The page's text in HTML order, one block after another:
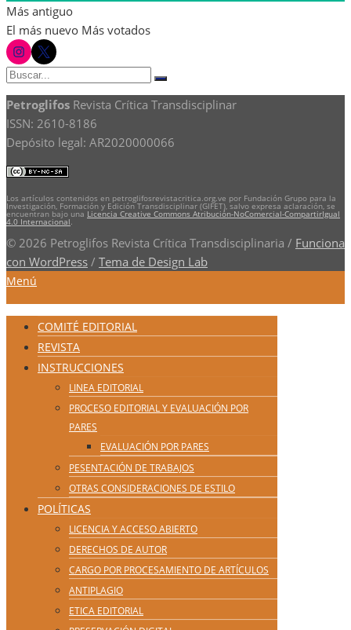
Más antiguo
El más nuevo Más votados
instagram
twitter
Buscar:
Buscar
Petroglifos Revista Crítica Transdisciplinar
ISSN: 2610-8186
Depósito legal: AR2020000066
Los artículos contenidos en petroglifosrevistacritica.org.ve por Fundación Grupo para la
Investigación, Formación y Edición Transdisciplinar (GIFET), salvo expresa aclaración, se
encuentran bajo una Licencia Creative Commons Atribución-NoComercial-CompartirIgual
4.0 Internacional.
© 2026 Petroglifos Revista Crítica Transdisciplinaria / Funciona
con WordPress / Tema de Design Lab
Menú
COMITÉ EDITORIAL
REVISTA
INSTRUCCIONES
LINEA EDITORIAL
PROCESO EDITORIAL Y EVALUACIÓN POR
PARES
EVALUACIÓN POR PARES
PESENTACIÓN DE TRABAJOS
OTRAS CONSIDERACIONES DE ESTILO
POLÍTICAS
LICENCIA Y ACCESO ABIERTO
DERECHOS DE AUTOR
CARGO POR PROCESAMIENTO DE ARTÍCULOS
ANTIPLAGIO
ETICA EDITORIAL